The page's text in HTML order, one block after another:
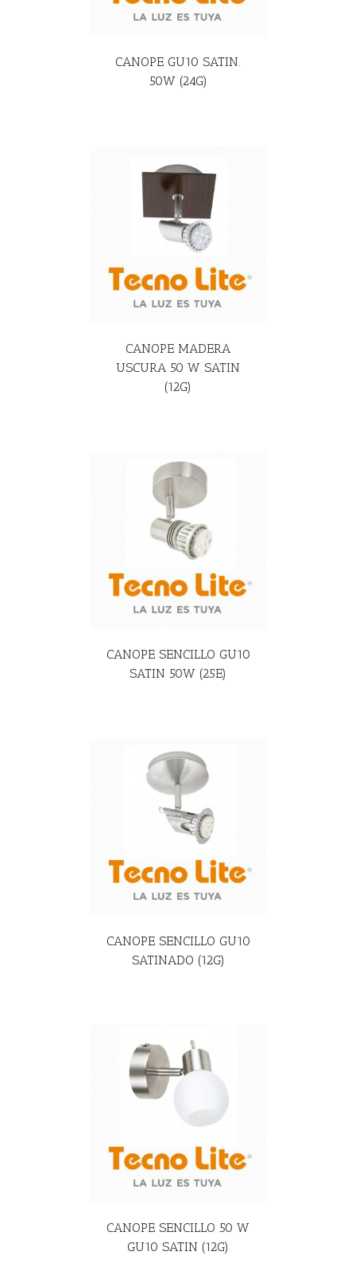
CANOPE GU10 SATIN.
50W (24G)
CANOPE MADERA
USCURA 50 W SATIN
(12G)
CANOPE SENCILLO GU10
SATIN 50W (25E)
CANOPE SENCILLO GU10
SATINADO (12G)
CANOPE SENCILLO 50 W
GU10 SATIN (12G)